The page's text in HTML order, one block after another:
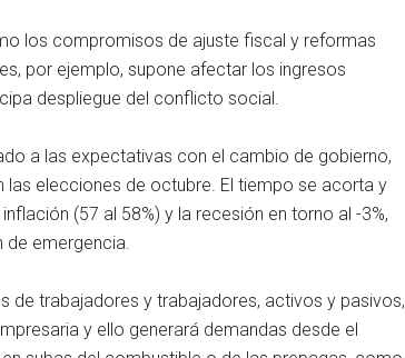
los compromisos de ajuste fiscal y reformas
por ejemplo, supone afectar los ingresos
despliegue del conflicto social.
a las expectativas con el cambio de gobierno,
elecciones de octubre. El tiempo se acorta y
(57 al 58%) y la recesión en torno al -3%,
emergencia.
de trabajadores y trabajadores, activos y pasivos,
y ello generará demandas desde el